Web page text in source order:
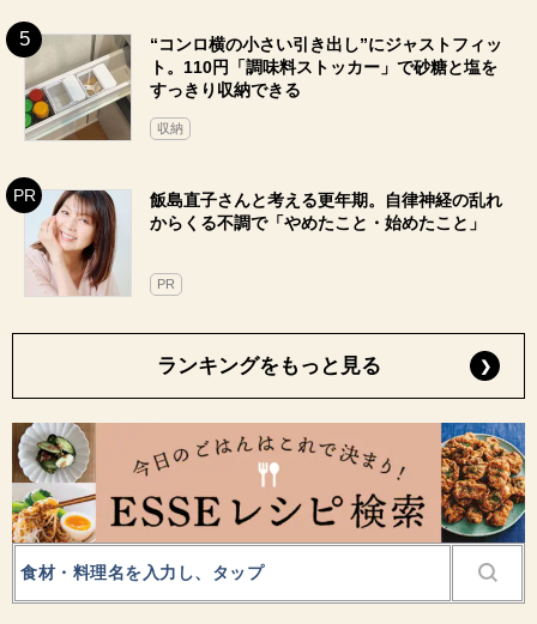
“コンロ横の小さい引き出し”にジャストフィッ
ト。110円「調味料ストッカー」で砂糖と塩を
すっきり収納できる
収納
飯島直子さんと考える更年期。自律神経の乱れ
からくる不調で「やめたこと・始めたこと」
PR
ランキングをもっと見る